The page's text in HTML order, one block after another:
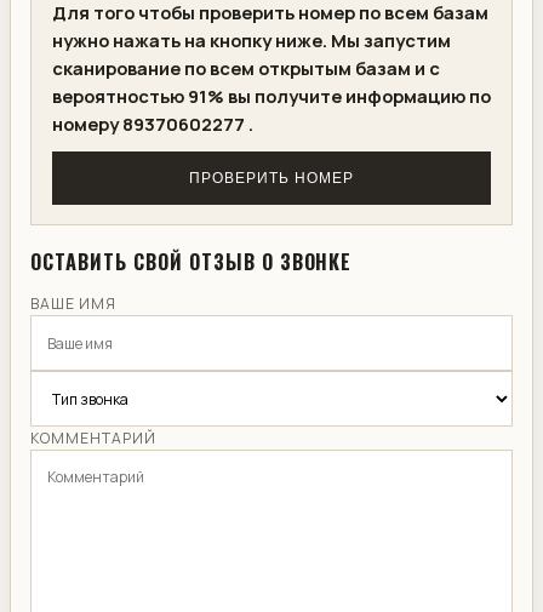
Для того чтобы проверить номер по всем базам
нужно нажать на кнопку ниже. Мы запустим
сканирование по всем открытым базам и с
вероятностью 91% вы получите информацию по
номеру 89370602277 .
ПРОВЕРИТЬ НОМЕР
ОСТАВИТЬ СВОЙ ОТЗЫВ О ЗВОНКЕ
ВАШЕ ИМЯ
КОММЕНТАРИЙ